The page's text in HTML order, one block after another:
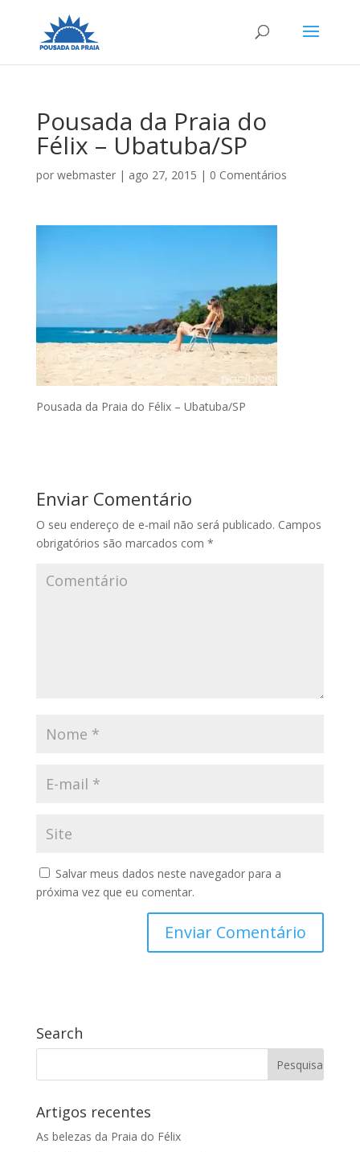
Pousada da Praia do
Félix – Ubatuba/SP
por webmaster| ago 27, 2015 | 0 Comentários
Pousada da Praia do Félix – Ubatuba/SP
Enviar Comentário
O seu endereço de e-mail não será publicado. Campos
obrigatórios são marcados com *
Salvar meus dados neste navegador para a
próxima vez que eu comentar.
Search
Artigos recentes
As belezas da Praia do Félix